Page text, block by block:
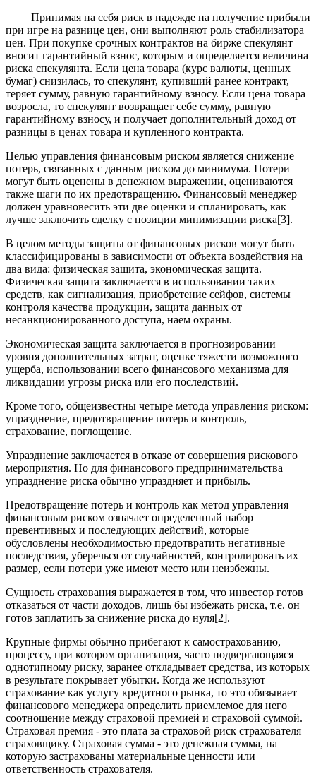
Принимая на себя риск в надежде на получение прибыли
при игре на разнице цен, они выполняют роль стабилизатора
цен. При покупке срочных контрактов на бирже спекулянт
вносит га­рантийный взнос, которым и определяется величина
риска спеку­лянта. Если цена товара (курс валюты, ценных
бумаг) снизилась, то спекулянт, купивший ранее контракт,
теряет сумму, равную гарантийному взносу. Если цена товара
возросла, то спекулянт возвращает себе сумму, равную
гарантийному взносу, и получает дополнительный доход от
разницы в ценах товара и купленного кон­тракта.
Целью управления финансовым риском является снижение
потерь, связанных с данным риском до минимума. Потери
могут быть оценены в денежном выражении, оцениваются
также шаги по их предотвращению. Финансовый менеджер
должен уравновесить эти две оценки и спланировать, как
лучше заключить сделку с позиции минимизации риска[3].
В целом методы защиты от финансовых рисков могут быть
классифицированы в зависимости от объекта воздействия на
два вида: физическая защита, экономическая защита.
Физическая защита заключается в использовании таких
средств, как сигнализация, приобретение сейфов, системы
контроля качества продукции, защита данных от
несанкционированного доступа, наем охраны.
Экономическая защита заключается в прогнозировании
уровня дополнительных затрат, оценке тяжести возможного
ущерба, использовании всего финансового механизма для
ликвидации угрозы риска или его последствий.
Кроме того, общеизвестны четыре метода управления риском:
упразднение, предотвращение потерь и контроль,
страхование, поглощение.
Упразднение заключается в отказе от совершения рискового
мероприятия. Но для финансового предпринимательства
упразднение риска обычно упраздняет и прибыль.
Предотвращение потерь и контроль как метод управления
финансовым риском означает определенный набор
превентивных и последующих действий, которые
обусловлены необходимостью предотвратить негативные
последствия, уберечься от случайностей, контролировать их
размер, если потери уже имеют место или неизбежны.
Сущность страхования выражается в том, что инвестор готов
отказаться от части доходов, лишь бы избежать риска, т.е. он
готов заплатить за снижение риска до нуля[2].
Крупные фирмы обычно прибегают к самострахованию,
процессу, при котором организация, часто подвергающаяся
однотипному риску, заранее откладывает средства, из которых
в результате покрывает убытки. Когда же используют
страхование как услугу кредитного рынка, то это обязывает
финансового менеджера определить приемлемое для него
соотношение между страховой премией и страховой суммой.
Страховая премия - это плата за страховой риск страхователя
страховщику. Страховая сумма - это денежная сумма, на
которую застрахованы материальные ценности или
ответственность страхователя.